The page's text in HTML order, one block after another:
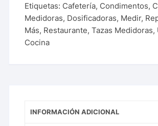
Etiquetas: Cafetería, Condimentos,
Medidoras, Dosificadoras, Medir,
Más, Restaurante,Tazas Medidoras,
Cocina
INFORMACIÓN ADICIONAL